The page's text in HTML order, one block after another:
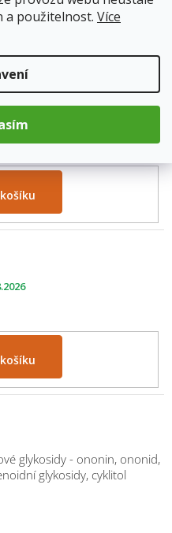
a použitelnost. Více
glykosidy - ononin, ononid,
glykosidy, cyklitol